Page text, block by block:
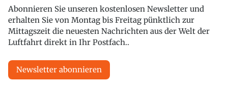
Abonnieren Sie unseren kostenlosen Newsletter und
erhalten Sie von Montag bis Freitag pünktlich zur
Mittagszeit die neuesten Nachrichten aus der Welt der
Luftfahrt direkt in Ihr Postfach..
Newsletter abonnieren